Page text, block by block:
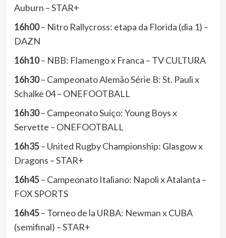
Auburn – STAR+
16h00– Nitro Rallycross: etapa da Florida (dia 1) –
DAZN
16h10– NBB: Flamengo x Franca – TV CULTURA
16h30– Campeonato Alemão Série B: St. Pauli x
Schalke 04 – ONEFOOTBALL
16h30– Campeonato Suíço: Young Boys x
Servette – ONEFOOTBALL
16h35– United Rugby Championship: Glasgow x
Dragons – STAR+
16h45– Campeonato Italiano: Napoli x Atalanta –
FOX SPORTS
16h45– Torneo de la URBA: Newman x CUBA
(semifinal) – STAR+